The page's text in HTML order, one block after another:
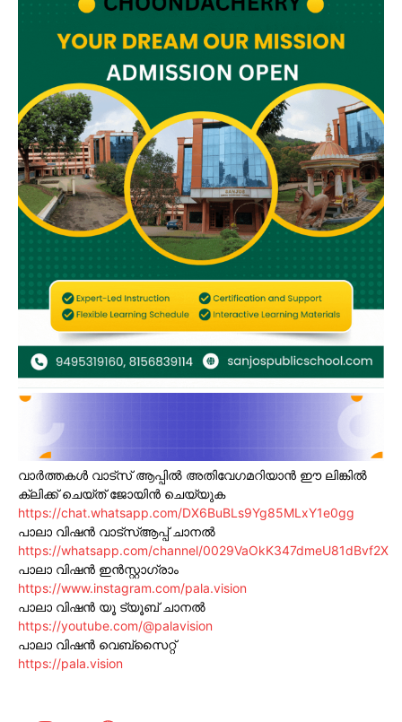
വാർത്തകൾ വാട്സ് ആപ്പിൽ അതിവേഗമറിയാൻ ഈ ലിങ്കിൽ
ക്ലിക്ക് ചെയ്ത് ജോയിൻ ചെയ്യുക
https://chat.whatsapp.com/DX6BuBLs9Yg85MLxY1e0gg
പാലാ വിഷൻ വാട്സ്ആപ്പ് ചാനൽ
https://whatsapp.com/channel/0029VaOkK347dmeU81dBvf2X
പാലാ വിഷൻ ഇൻസ്റ്റാഗ്രാം
https://www.instagram.com/pala.vision
പാലാ വിഷൻ യൂ ട്യൂബ് ചാനൽ
https://youtube.com/@palavision
പാലാ വിഷൻ വെബ്സൈറ്റ്
https://pala.vision